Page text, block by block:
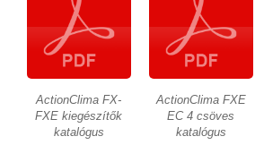
ActionClima FX-
FXE kiegészítők
katalógus
ActionClima FXE
EC 4 csöves
katalógus